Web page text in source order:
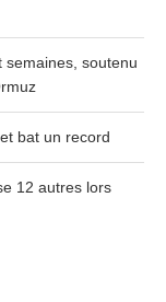
semaines, soutenu
bat un record
12 autres lors